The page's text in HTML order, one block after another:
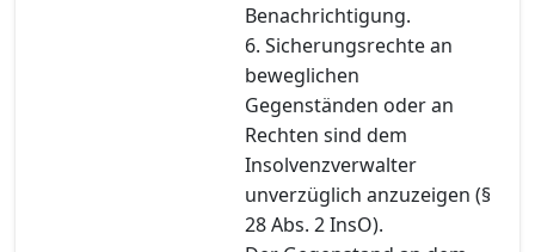
Benachrichtigung.
6. Sicherungsrechte an
beweglichen
Gegenständen oder an
Rechten sind dem
Insolvenzverwalter
unverzüglich anzuzeigen (§
28 Abs. 2 InsO).